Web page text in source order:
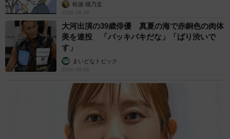
松波 穂乃圭
2026.08.06
大河出演の39歳俳優 真夏の海で赤銅色の肉体
美を連投 「バッキバキだな」「ばり渋いで
す」
まいどなトピック
2026.08.06